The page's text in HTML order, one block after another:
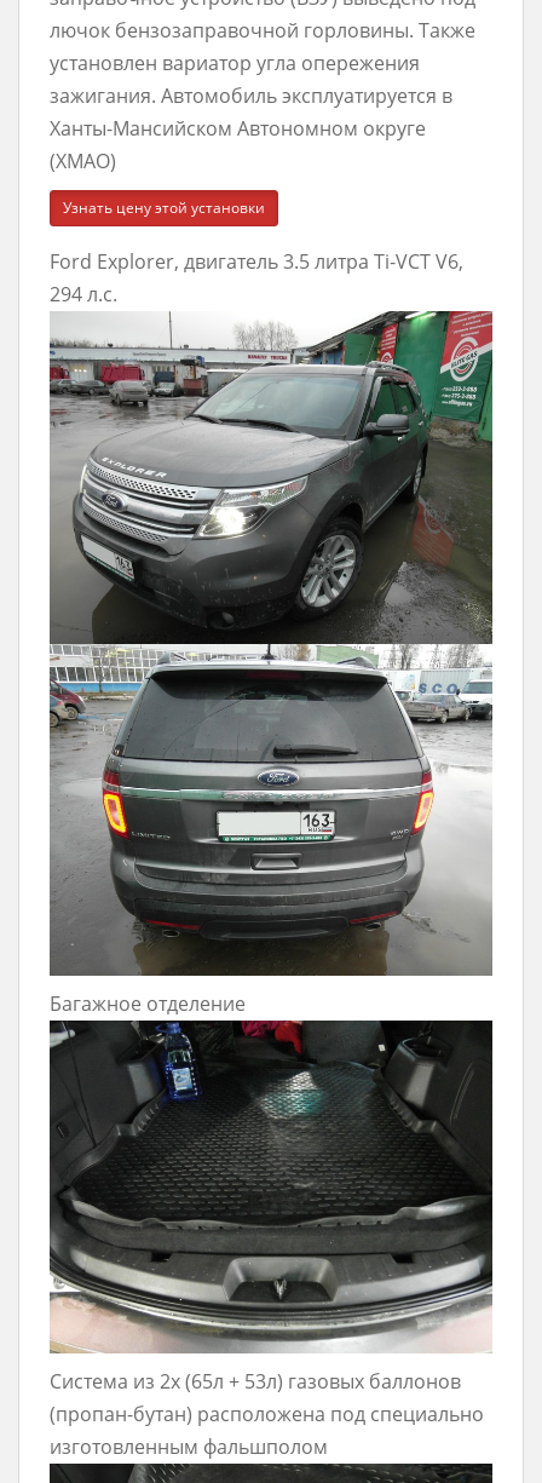
лючок бензозаправочной горловины. Также
установлен вариатор угла опережения
зажигания. Автомобиль эксплуатируется в
Ханты-Мансийском Автономном округе
(ХМАО)
Узнать цену этой установки
Ford Explorer, двигатель 3.5 литра Ti-VCT V6,
294 л.с.
Багажное отделение
Система из 2х (65л + 53л) газовых баллонов
(пропан-бутан) расположена под специально
изготовленным фальшполом